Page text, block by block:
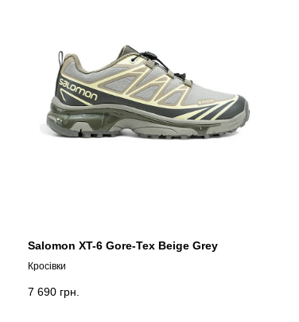
Salomon XT-6 Gore-Tex Beige Grey
Кросівки
7 690 грн.